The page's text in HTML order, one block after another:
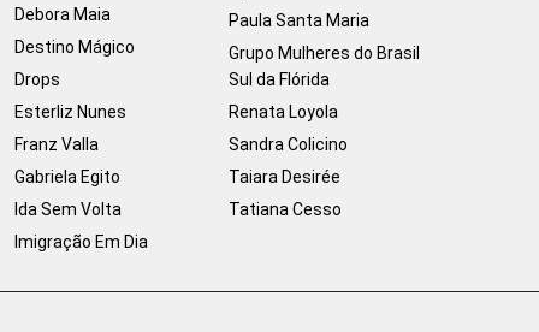
Debora Maia
Destino Mágico
Drops
Esterliz Nunes
Franz Valla
Gabriela Egito
Ida Sem Volta
Imigração Em Dia
Paula Santa Maria
Grupo Mulheres do Brasil
Sul da Flórida
Renata Loyola
Sandra Colicino
Taiara Desirée
Tatiana Cesso